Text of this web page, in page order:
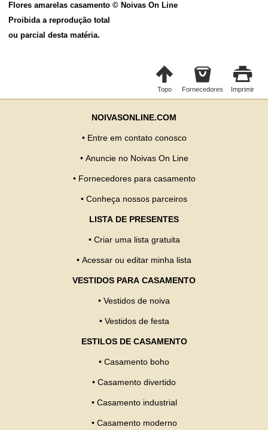
Flores amarelas casamento © Noivas On Line
Proibida a reprodução total
ou parcial desta matéria.
Topo Fornecedores Imprimir
NOIVASONLINE.COM
• Entre em contato conosco
• Anuncie no Noivas On Line
• Fornecedores para casamento
• Conheça nossos parceiros
LISTA DE PRESENTES
• Criar uma lista gratuita
• Acessar ou editar minha lista
VESTIDOS PARA CASAMENTO
• Vestidos de noiva
• Vestidos de festa
ESTILOS DE CASAMENTO
• Casamento boho
• Casamento divertido
• Casamento industrial
• Casamento moderno